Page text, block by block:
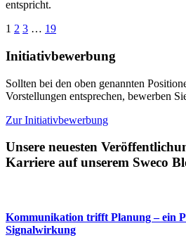
entspricht.
1 2 3 … 19
Initiativbewerbung
Sollten bei den oben genannten
Vorstellungen entsprechen, bewerben
Zur Initiativbewerbung
Unsere neuesten
Karriere auf unserem Sweco
Kommunikation trifft Planung – ein
Signalwirkung